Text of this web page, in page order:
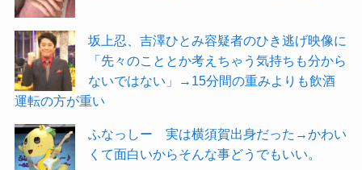
坂上忍、吉澤ひとみ容疑者のひき逃げ映像に
「先々のこととか考えちゃう気持ちも分から
ないではない」→15分間の重みよりも飲酒
運転の方が重い
ふなっしー 実は横須賀出身だった→かわい
くて面白いからそんな事どうでもいい。